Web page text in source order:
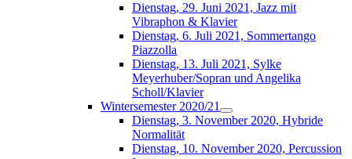
Dienstag, 29. Juni 2021, Jazz mit
Vibraphon & Klavier
Dienstag, 6. Juli 2021, Sommertango
Piazzolla
Dienstag, 13. Juli 2021, Sylke
Meyerhuber/Sopran und Angelika
Scholl/Klavier
Wintersemester 2020/21
Dienstag, 3. November 2020, Hybride
Normalität
Dienstag, 10. November 2020, Percussion